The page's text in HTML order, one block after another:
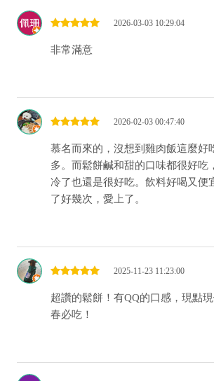
2026-03-03 10:29:04
非常滿意
2026-02-03 00:47:40
慕名而來的，沒想到雞肉飯這麼好
多。而鬆餅鹹和甜的口味都很好吃
冷了也還是很好吃。飲料好喝又便
了好幾次，愛上了。
2025-11-23 11:23:00
超讚的鬆餅！有QQ的口感，現點
春必吃！